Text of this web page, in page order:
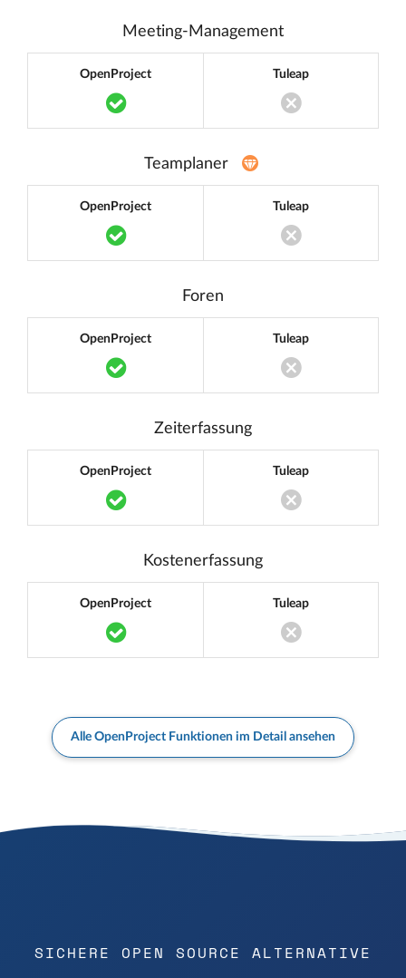
Meeting-Management
OpenProject
Translation missing:
Tuleap
Translation
Teamplaner
OpenProject
Translation missing:
Tuleap
Translation
Foren
OpenProject
Translation missing:
Tuleap
Translation
Zeiterfassung
OpenProject
Translation missing:
Tuleap
Translation
Kostenerfassung
OpenProject
Translation missing:
Tuleap
Translation
Alle OpenProject Funktionen im Detail ansehen
SICHERE OPEN SOURCE ALTERNATIVE